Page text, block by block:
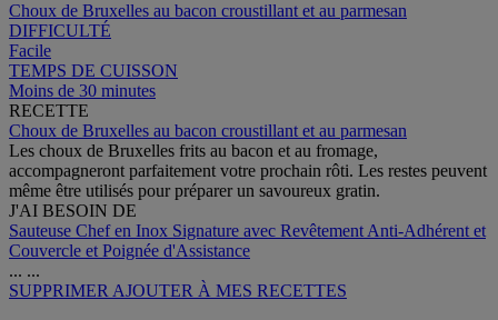
Choux de Bruxelles au bacon croustillant et au parmesan
DIFFICULTÉ
Facile
TEMPS DE CUISSON
Moins de 30 minutes
RECETTE
Choux de Bruxelles au bacon croustillant et au parmesan
Les choux de Bruxelles frits au bacon et au fromage,
accompagneront parfaitement votre prochain rôti. Les restes peuvent
même être utilisés pour préparer un savoureux gratin.
J'AI BESOIN DE
Sauteuse Chef en Inox Signature avec Revêtement Anti-Adhérent et
Couvercle et Poignée d'Assistance
... ...
SUPPRIMER AJOUTER À MES RECETTES